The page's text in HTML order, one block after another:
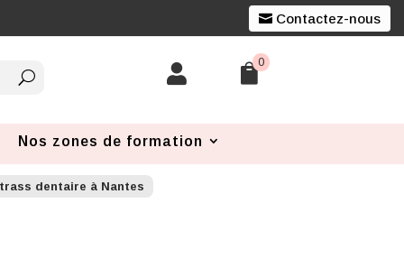
Contactez-nous
 0
Nos zones de formation
dentaire à Nantes